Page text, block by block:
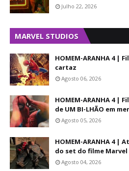
Julho 22, 2026
MARVEL STUDIOS
HOMEM-ARANHA 4 |
cartaz
Agosto 06, 2026
HOMEM-ARANHA 4 |
de UM BI-LHÃO em
Agosto 05, 2026
HOMEM-ARANHA 4 |
do set do filme Marvel
Agosto 04, 2026